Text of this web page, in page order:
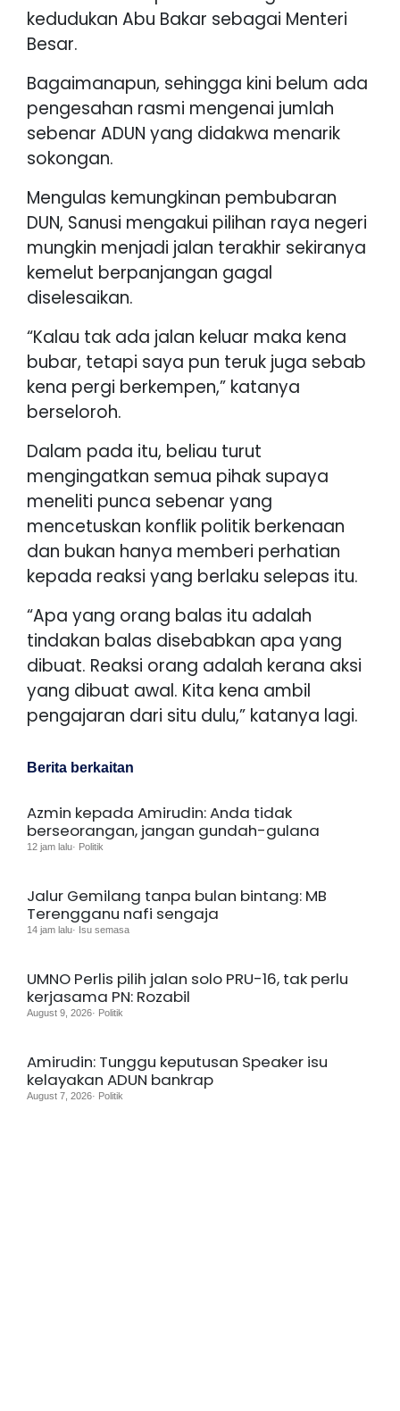
kedudukan Abu Bakar sebagai Menteri
Besar.
Bagaimanapun, sehingga kini belum ada
pengesahan rasmi mengenai jumlah
sebenar ADUN yang didakwa menarik
sokongan.
Mengulas kemungkinan pembubaran
DUN, Sanusi mengakui pilihan raya negeri
mungkin menjadi jalan terakhir sekiranya
kemelut berpanjangan gagal
diselesaikan.
“Kalau tak ada jalan keluar maka kena
bubar, tetapi saya pun teruk juga sebab
kena pergi berkempen,” katanya
berseloroh.
Dalam pada itu, beliau turut
mengingatkan semua pihak supaya
meneliti punca sebenar yang
mencetuskan konflik politik berkenaan
dan bukan hanya memberi perhatian
kepada reaksi yang berlaku selepas itu.
“Apa yang orang balas itu adalah
tindakan balas disebabkan apa yang
dibuat. Reaksi orang adalah kerana aksi
yang dibuat awal. Kita kena ambil
pengajaran dari situ dulu,” katanya lagi.
Berita berkaitan
Azmin kepada Amirudin: Anda tidak
berseorangan, jangan gundah-gulana
12 jam lalu· Politik
Jalur Gemilang tanpa bulan bintang: MB
Terengganu nafi sengaja
14 jam lalu· Isu semasa
UMNO Perlis pilih jalan solo PRU-16, tak perlu
kerjasama PN: Rozabil
August 9, 2026· Politik
Amirudin: Tunggu keputusan Speaker isu
kelayakan ADUN bankrap
August 7, 2026· Politik